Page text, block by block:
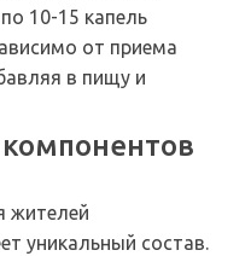
10-15 капель
от приема
в пищу и
компонентов
жителей
уникальный состав.